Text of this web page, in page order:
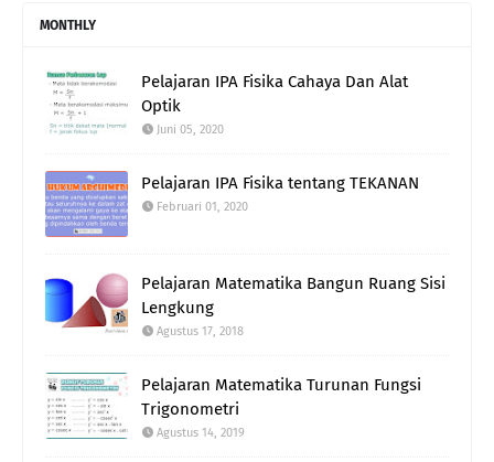
MONTHLY
Pelajaran IPA Fisika Cahaya Dan Alat
Optik
Juni 05, 2020
Pelajaran IPA Fisika tentang TEKANAN
Februari 01, 2020
Pelajaran Matematika Bangun Ruang Sisi
Lengkung
Agustus 17, 2018
Pelajaran Matematika Turunan Fungsi
Trigonometri
Agustus 14, 2019